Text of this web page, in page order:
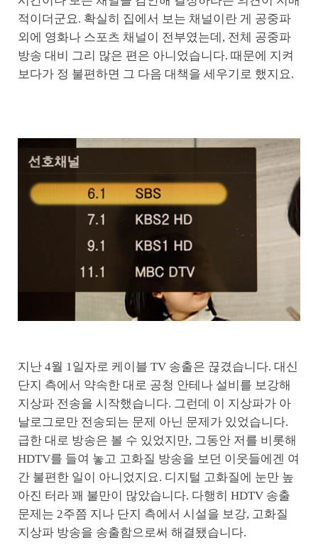
적이더군요. 확실히 집에서 보는 채널이란 게 공중파
외에 영화나 스포츠 채널이 전부였는데, 전체 공중파
방송 대비 그리 많은 편은 아니었습니다. 때문에 지켜
보다가 정 불편하면 그 다음 대책을 세우기로 했지요.
지난 4월 1일자로 케이블 TV 송출은 끊겼습니다. 대신
단지 측에서 약속한 대로 공청 안테나 설비를 보강해
지상파 전송을 시작했습니다. 그런데 이 지상파가 아
날로그로만 전송되는 문제 아닌 문제가 있었습니다.
급한 대로 방송은 볼 수 있었지만, 그동안 저를 비롯해
HDTV를 들여 놓고 고화질 방송을 보던 이웃들에겐 여
간 불편한 일이 아니었지요. 디지털 고화질에 눈만 높
아진 터라 꽤 불만이 많았습니다. 다행히 HDTV 송출
문제는 2주쯤 지나 단지 측에서 시설을 보강, 고화질
지상파 방송을 송출함으로써 해결됐습니다.